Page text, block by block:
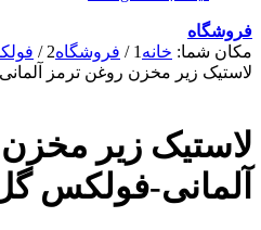
فروشگاه
مکان شما: خانه 1
/ فروشگاه2
/
لاستیک زیر مخزن روغن ترمز
لاستیک زیر
آلمانی-فولکس